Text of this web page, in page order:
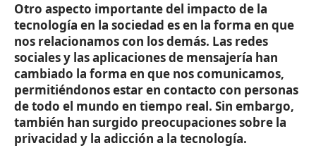
Otro aspecto importante del impacto de la
tecnología en la sociedad es en la forma en que
nos relacionamos con los demás. Las redes
sociales y las aplicaciones de mensajería han
cambiado la forma en que nos comunicamos,
permitiéndonos estar en contacto con personas
de todo el mundo en tiempo real. Sin embargo,
también han surgido preocupaciones sobre la
privacidad y la adicción a la tecnología.